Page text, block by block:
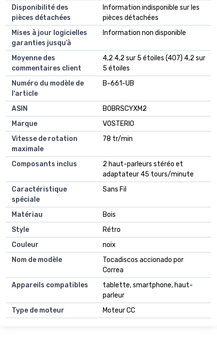
Disponibilité des
pièces détachées
‎Information indisponible sur les
pièces détachées
Mises à jour logicielles
garanties jusqu’à
‎Information non disponible
Moyenne des
commentaires client
4,2 4,2 sur 5 étoiles (407) 4,2 sur
5 étoiles
Numéro du modèle de
l'article
B-661-UB
ASIN
B0BRSCYXM2
Marque
VOSTERIO
Vitesse de rotation
maximale
78 tr/min
Composants inclus
2 haut-parleurs stéréo et
adaptateur 45 tours/minute
Caractéristique
spéciale
Sans Fil
Matériau
Bois
Style
Rétro
Couleur
noix
Nom de modèle
Tocadiscos accionado por
Correa
Appareils compatibles
tablette, smartphone, haut-
parleur
Type de moteur
Moteur CC